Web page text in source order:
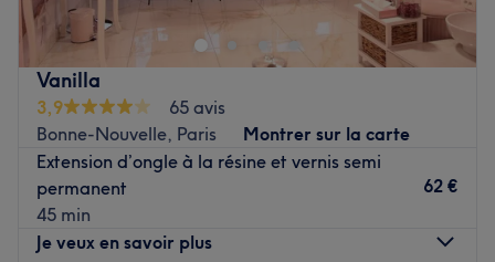
您的声音并确保您获得难忘的体验。
交通
沙龙位于 Cadet 巴士的三分钟内。L'équipe Li est ravie 离开
的儿子 savoirfaire。核心妙招：
L'atmosphère：在现代机构或你的感觉中充满欢乐的气氛。
Les spécialités de l'établissement : les soins du faces 和
les soins du corps。
Vanilla
3,9
65 avis
Bonne-Nouvelle, Paris
Montrer sur la carte
Extension d’ongle à la résine et vernis semi
permanent
45 min
62 €
Je veux en savoir plus